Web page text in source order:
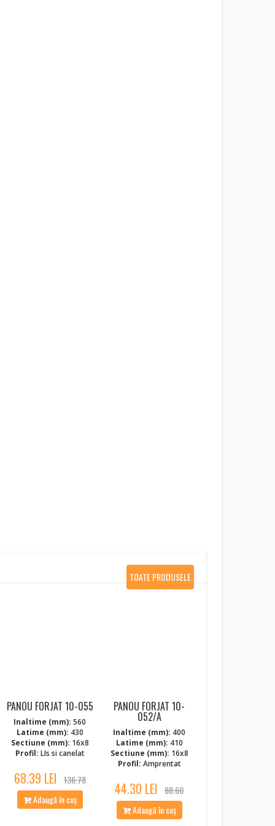
PANOU FORJAT 10-055
Inaltime (mm): 560
Latime (mm): 430
Sectiune (mm): 16x8
Profil: LIs si canelat
68.39 LEI 136.78
Adaugă în coș
PANOU FORJAT 10-
052/A
Inaltime (mm): 400
Latime (mm): 410
Sectiune (mm): 16x8
Profil: Amprentat
44.30 LEI 88.60
Adaugă în coș
TOATE PRODUSELE